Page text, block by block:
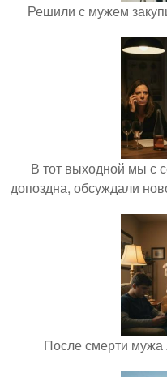
Решили с мужем
В тот выходной мы с
допоздна, обсуждали
После смерти мужа